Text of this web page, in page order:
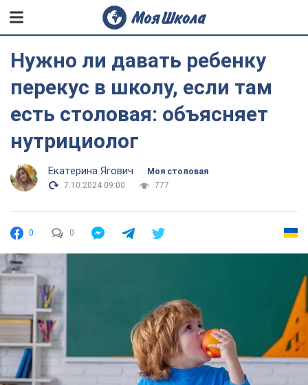
Нужно ли давать ребенку
перекус в школу, если там
есть столовая: объясняет
нутрициолог
Екатерина Ягович
Моя столовая
7.10.2024 09:00
777
0 0